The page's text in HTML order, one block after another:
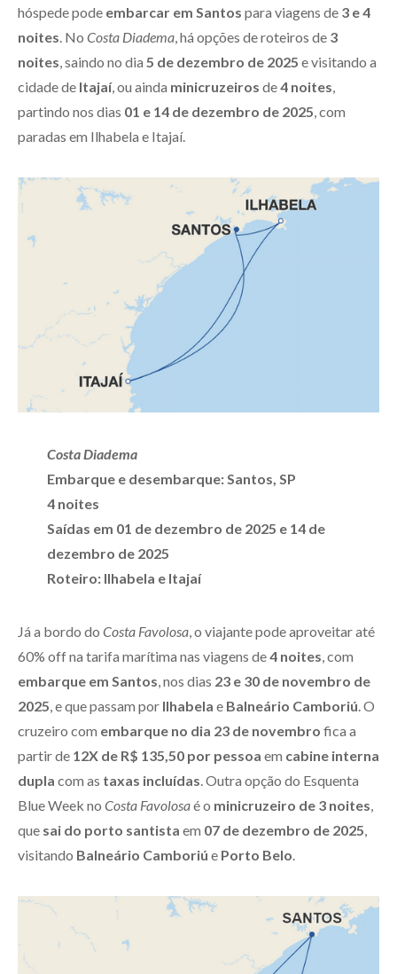
hóspede pode embarcar em Santos para viagens de 3 e 4
noites. No Costa Diadema, há opções de roteiros de 3
noites, saindo no dia 5 de dezembro de 2025 e visitando a
cidade de Itajaí, ou ainda minicruzeiros de4 noites,
partindo nos dias 01 e 14 de dezembro de 2025, com
paradas em Ilhabela e Itajaí.
Costa Diadema
Embarque e desembarque: Santos, SP
4 noites
Saídas em 01 de dezembro de 2025 e 14 de
dezembro de 2025
Roteiro: Ilhabela e Itajaí
Já a bordo do Costa Favolosa, o viajante pode aproveitar até
60% off na tarifa marítima nas viagens de4 noites, com
embarque em Santos, nos dias 23 e 30 de novembro de
2025, e que passam por Ilhabela e Balneário Camboriú. O
cruzeiro com embarque no dia 23 de novembro fica a
partir de 12X de R$ 135,50 por pessoa em cabine interna
dupla com as taxas incluídas. Outra opção do Esquenta
Blue Week no Costa Favolosaé o minicruzeiro de 3 noites,
que sai do porto santista em 07 de dezembro de 2025,
visitando Balneário Camboriú e Porto Belo.